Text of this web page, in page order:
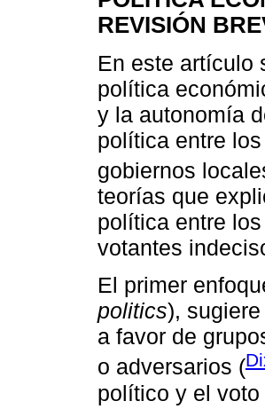
REVISIÓN
En este artículo
política
y la autonomía
política entre
gobiernos
teorías que
política entre
votantes
El primer
politics),
a favor de
o adversarios (
político y el